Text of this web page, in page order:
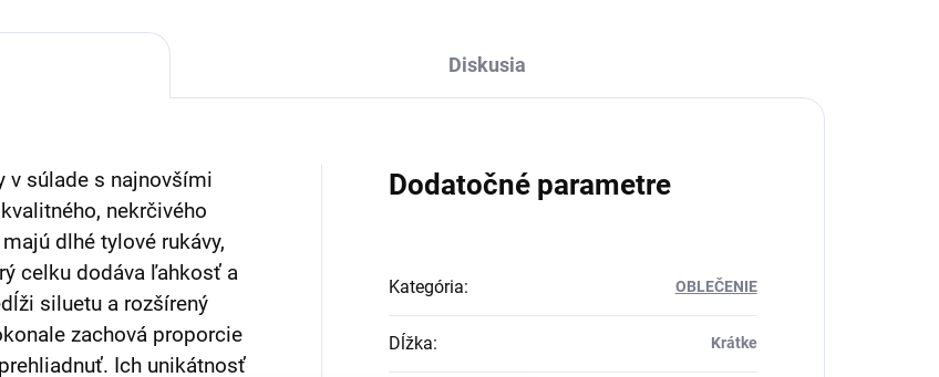
Diskusia
v súlade s najnovšími
nekrčivého
dlhé tylové rukávy,
celku dodáva ľahkosť a
siluetu a rozšírený
zachová proporcie
Ich unikátnosť
Dodatočné parametre
Kategória: OBLEČENIE
Dĺžka: Krátke